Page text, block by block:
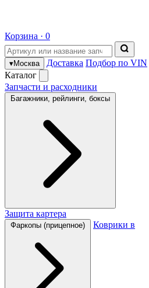
Корзина · 0
▾Москва Доставка Подбор по VIN
Каталог
Запчасти и расходники
Багажники, рейлинги, боксы
Защита картера
Фаркопы (прицепное) Коврики в